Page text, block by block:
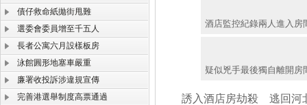
債仔救命紙拋街甩難
選委會委員增至千五人
長者公寓六月設樣板房
泳館圓形地塞車嚴重
廉署收投訴涉違規宣傳
完善港選舉制度高票通過
酒店監控紀錄兩人進入房
疑似兇手最後獨自離開房
誘入酒店房劫殺 逃回河